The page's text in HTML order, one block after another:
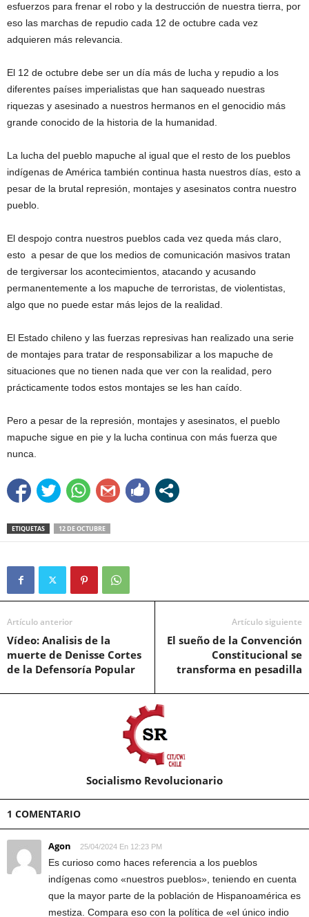
esfuerzos para frenar el robo y la destrucción de nuestra tierra, por
eso las marchas de repudio cada 12 de octubre cada vez
adquieren más relevancia.
El 12 de octubre debe ser un día más de lucha y repudio a los
diferentes países imperialistas que han saqueado nuestras
riquezas y asesinado a nuestros hermanos en el genocidio más
grande conocido de la historia de la humanidad.
La lucha del pueblo mapuche al igual que el resto de los pueblos
indígenas de América también continua hasta nuestros días, esto a
pesar de la brutal represión, montajes y asesinatos contra nuestro
pueblo.
El despojo contra nuestros pueblos cada vez queda más claro,
esto a pesar de que los medios de comunicación masivos tratan
de tergiversar los acontecimientos, atacando y acusando
permanentemente a los mapuche de terroristas, de violentistas,
algo que no puede estar más lejos de la realidad.
El Estado chileno y las fuerzas represivas han realizado una serie
de montajes para tratar de responsabilizar a los mapuche de
situaciones que no tienen nada que ver con la realidad, pero
prácticamente todos estos montajes se les han caído.
Pero a pesar de la represión, montajes y asesinatos, el pueblo
mapuche sigue en pie y la lucha continua con más fuerza que
nunca.
ETIQUETAS 12 DE OCTUBRE
Artículo anterior
Vídeo: Analisis de la
muerte de Denisse Cortes
de la Defensoría Popular
Artículo siguiente
El sueño de la Convención
Constitucional se
transforma en pesadilla
Socialismo Revolucionario
1 COMENTARIO
Agon 25/04/2024 En 12:23 PM
Es curioso como haces referencia a los pueblos
indígenas como «nuestros pueblos», teniendo en cuenta
que la mayor parte de la población de Hispanoamérica es
mestiza. Compara eso con la política de «el único indio